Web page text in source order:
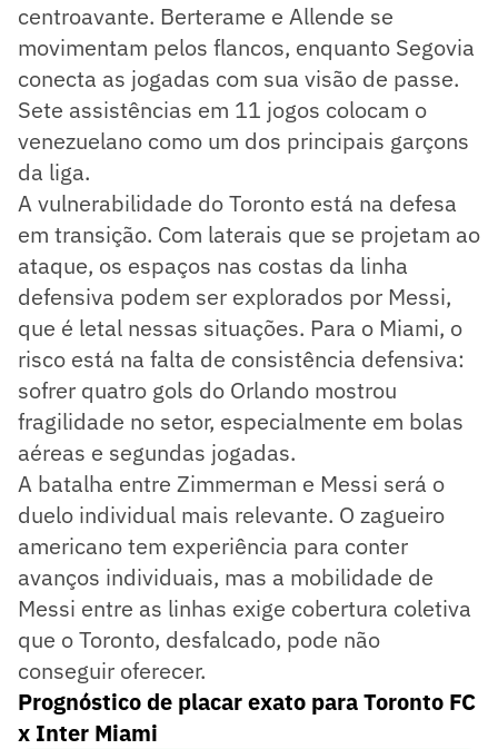
centroavante. Berterame e Allende se
movimentam pelos flancos, enquanto Segovia
conecta as jogadas com sua visão de passe.
Sete assistências em 11 jogos colocam o
venezuelano como um dos principais garçons
da liga.
A vulnerabilidade do Toronto está na defesa
em transição. Com laterais que se projetam ao
ataque, os espaços nas costas da linha
defensiva podem ser explorados por Messi,
que é letal nessas situações. Para o Miami, o
risco está na falta de consistência defensiva:
sofrer quatro gols do Orlando mostrou
fragilidade no setor, especialmente em bolas
aéreas e segundas jogadas.
A batalha entre Zimmerman e Messi será o
duelo individual mais relevante. O zagueiro
americano tem experiência para conter
avanços individuais, mas a mobilidade de
Messi entre as linhas exige cobertura coletiva
que o Toronto, desfalcado, pode não
conseguir oferecer.
Prognóstico de placar exato para Toronto FC
x Inter Miami